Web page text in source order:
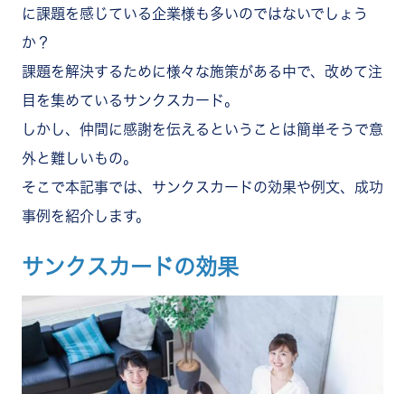
新しいアイディアや提案への感謝を伝えるときの
の例文
の感謝を伝えるときの例文
サンクスカードの成功事例
協和キリン株式会社
株式会社SBI証券
まとめ
に課題を感じている企業様も多いのではないでしょう
か？
課題を解決するために様々な施策がある中で、改めて注
目を集めているサンクスカード。
しかし、仲間に感謝を伝えるということは簡単そうで意
外と難しいもの。
そこで本記事では、サンクスカードの効果や例文、成功
事例を紹介します。
サンクスカードの効果